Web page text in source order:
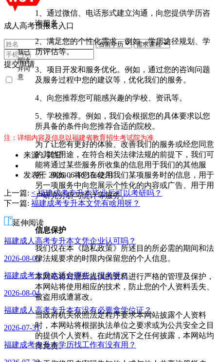
成人高考预报名入口
提交申请
我已
阅读
并同
意
1、通过微信、电话形式建立沟通，向您提供学历咨
询服务。
2、满足您的个性化需求。例如，学历途径规划、学
历评估等。
3、项目开发和服务优化。例如，通过您的咨询问题
及服务过程中您的建议等，优化我们的服务。
4、向您推荐您可能感兴趣的学校、资讯等。
5、学校推荐。例如，我们会根据您的具体要求以您
所具备的条件向您推荐合适的院校。
为了让您有更好的体验、改善我们的服务或经您同意
的其他用途，在符合相关法律法规的前提下，我们可
能将通过某些服务所收集的信息用于我们的其他服
务。例如，将您在使用我们某项服务时的信息，用于
另一项服务中向您展示个性化的内容或广告、用于用
户研究分析与统计等服务。
信息保护
我们仅在本《隐私政策》所述目的所必需的期间和法
律法规要求的时限内保留您的个人信息。
本网站将对您所提供的资料进行严格的管理及保护，
本网站将使用相应的技术，防止您的个人资料丢失、
被盗用或遭篡改。
当政府机关依照法定程序要求本网站披露个人资料
时，本网站将根据执法单位之要求或为公共安全之目
的提供个人资料。在此情况下之任何披露，本网站均
得免责。
注：详细内容及信息以福建省教育招生考试院为准
来源：其它
者：
老
师
发表于 2026-06-16 15:42:31
上一篇: < 福建成考专升本毕业后可以考研吗？
下一篇: 福建成考专升本文凭有啥用呀？
延伸阅读
福建成人高考专升本文凭企业认可吗？
2026-08-05
福建成考专升本适合哪些人报考呀？
2026-08-04
福建成人高考专升本有没有必要拿学位证？
2026-07-31
福建成考专升本学历找工作有没有用？